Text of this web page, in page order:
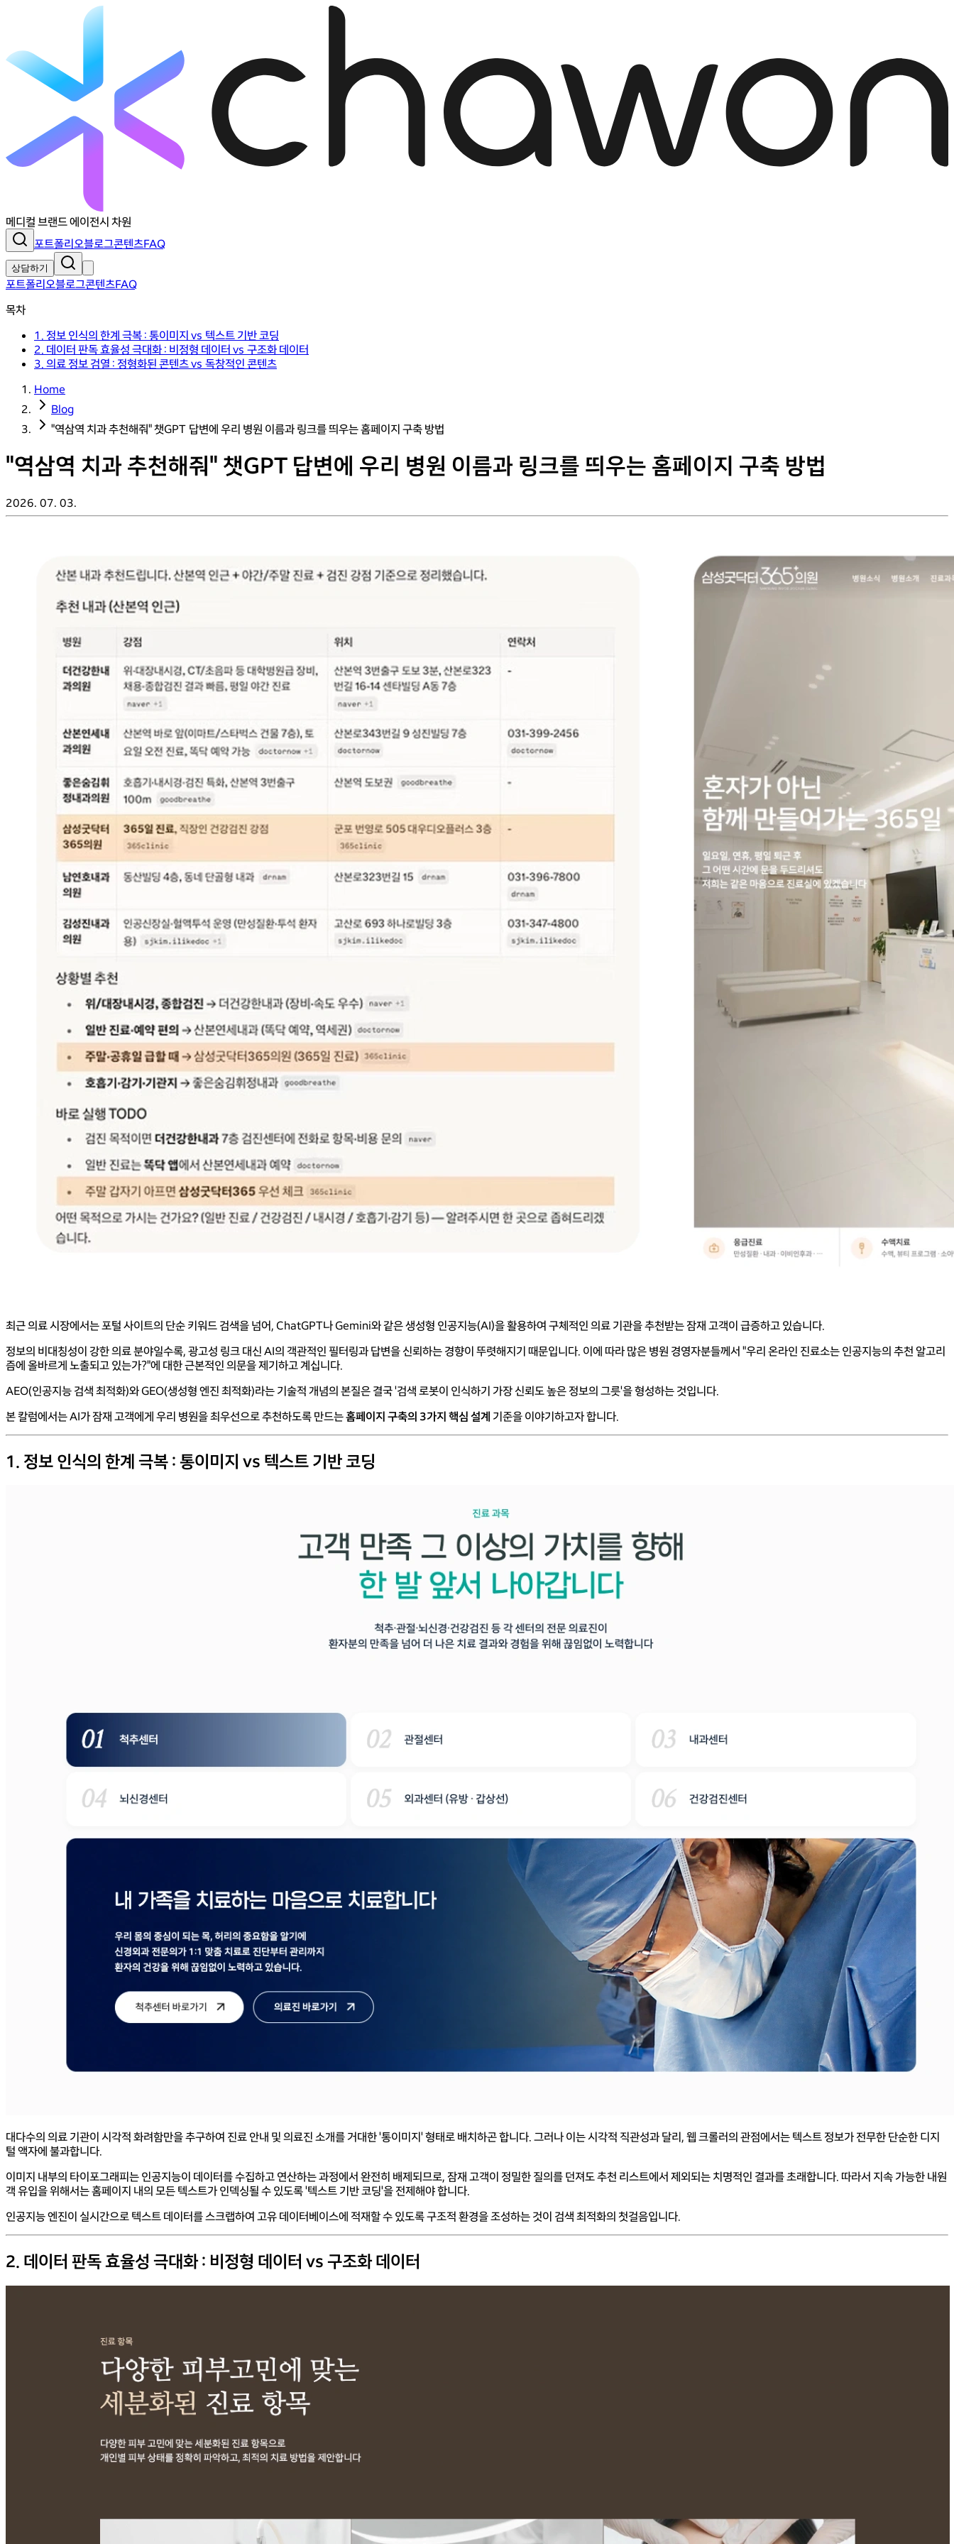
메디컬 브랜드 에이전시 차원
포트폴리오블로그콘텐츠FAQ
상담하기
포트폴리오블로그콘텐츠FAQ
목차
1. 정보 인식의 한계 극복 : 통이미지 vs 텍스트 기반 코딩
2. 데이터 판독 효율성 극대화 : 비정형 데이터 vs 구조화 데이터
3. 의료 정보 검열 : 정형화된 콘텐츠 vs 독창적인 콘텐츠
Home
Blog
"역삼역 치과 추천해줘" 챗GPT 답변에 우리 병원 이름과 링크를 띄우는 홈페이지 구축 방법
"역삼역 치과 추천해줘" 챗GPT 답변에 우리 병원 이름과 링크를 띄우는 홈페이지 구축 방법
2026. 07. 03.
최근 의료 시장에서는 포털 사이트의 단순 키워드 검색을 넘어, ChatGPT나 Gemini와 같은 생성형 인공지능(AI)을 활용하여 구체적인 의료 기관을 추천받는 잠재 고객이 급증하고 있습니다.
정보의 비대칭성이 강한 의료 분야일수록, 광고성 링크 대신 AI의 객관적인 필터링과 답변을 신뢰하는 경향이 뚜렷해지기 때문입니다. 이에 따라 많은 병원 경영자분들께서 "우리 온라인 진료소는 인공지능의 추천 알고리
즘에 올바르게 노출되고 있는가?"에 대한 근본적인 의문을 제기하고 계십니다.
AEO(인공지능 검색 최적화)와 GEO(생성형 엔진 최적화)라는 기술적 개념의 본질은 결국 '검색 로봇이 인식하기 가장 신뢰도 높은 정보의 그릇'을 형성하는 것입니다.
본 칼럼에서는 AI가 잠재 고객에게 우리 병원을 최우선으로 추천하도록 만드는홈페이지 구축의 3가지 핵심 설계 기준을 이야기하고자 합니다.
1. 정보 인식의 한계 극복 : 통이미지 vs 텍스트 기반 코딩
대다수의 의료 기관이 시각적 화려함만을 추구하여 진료 안내 및 의료진 소개를 거대한 '통이미지' 형태로 배치하곤 합니다. 그러나 이는 시각적 직관성과 달리, 웹 크롤러의 관점에서는 텍스트 정보가 전무한 단순한 디지
털 액자에 불과합니다.
이미지 내부의 타이포그래피는 인공지능이 데이터를 수집하고 연산하는 과정에서 완전히 배제되므로, 잠재 고객이 정밀한 질의를 던져도 추천 리스트에서 제외되는 치명적인 결과를 초래합니다. 따라서 지속 가능한 내원
객 유입을 위해서는 홈페이지 내의 모든 텍스트가 인덱싱될 수 있도록 '텍스트 기반 코딩'을 전제해야 합니다.
인공지능 엔진이 실시간으로 텍스트 데이터를 스크랩하여 고유 데이터베이스에 적재할 수 있도록 구조적 환경을 조성하는 것이 검색 최적화의 첫걸음입니다.
2. 데이터 판독 효율성 극대화 : 비정형 데이터 vs 구조화 데이터